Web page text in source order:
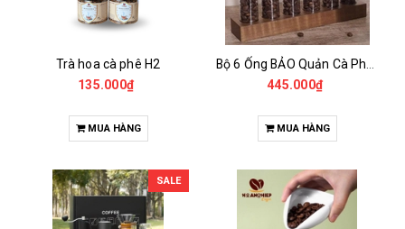
Trà hoa cà phê H2
135.000₫
MUA HÀNG
445.000₫
MUA HÀNG
SALE